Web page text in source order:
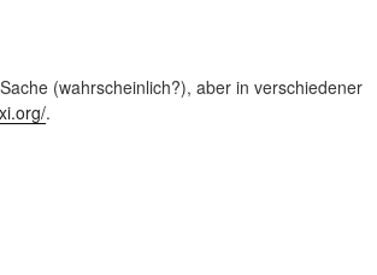
(wahrscheinlich?), aber in verschiedener
.